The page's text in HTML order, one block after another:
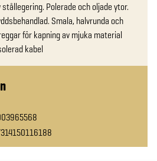
Polerade och oljade ytor.
Smala, halvrunda och
för kapning av mjuka material
kabel